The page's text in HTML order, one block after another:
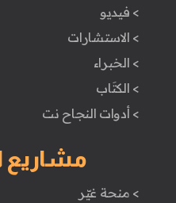
> فيديو
> الاستشارات
> الخبراء
> الكتَاب
> أدوات النجاح نت
مشاريع
> منحة غيّر